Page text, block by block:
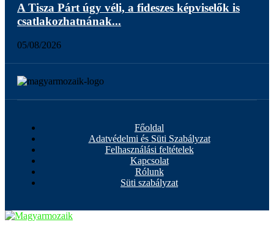
A Tisza Párt úgy véli, a fideszes képviselők is
csatlakozhatnának...
05/08/2026
Főoldal
Adatvédelmi és Süti Szabályzat
Felhasználási feltételek
Kapcsolat
Rólunk
Süti szabályzat